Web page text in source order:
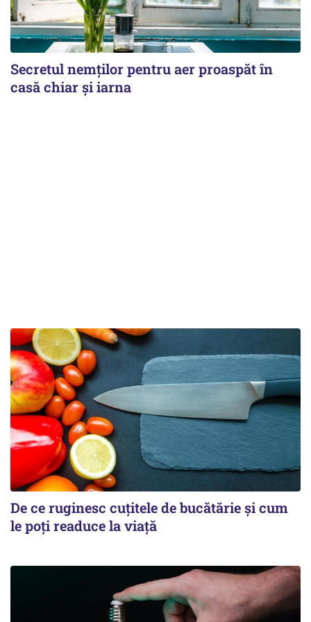
Secretul nemților pentru aer proaspăt în
casă chiar și iarna
De ce ruginesc cuțitele de bucătărie și cum
le poți readuce la viață